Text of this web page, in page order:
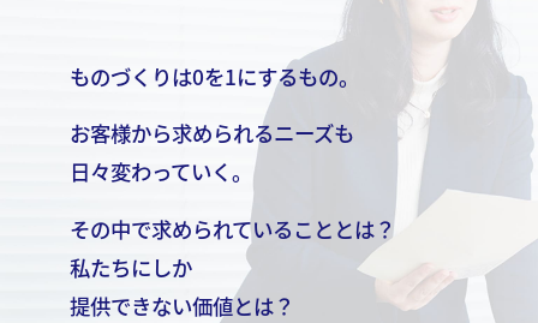
ものづくりは0を1にするもの。
お客様から求められるニーズも
日々変わっていく。
その中で求められていることとは？
私たちにしか
提供できない価値とは？